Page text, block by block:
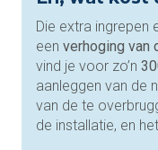
Die extra ingrepen
een verhoging van
vind je voor zo’n
aanleggen van de
van de te
de installatie, en